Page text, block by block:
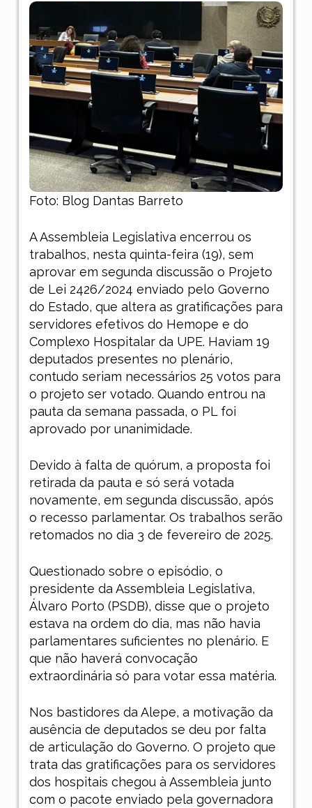
Foto: Blog Dantas Barreto
A Assembleia Legislativa encerrou os
trabalhos, nesta quinta-feira (19), sem
aprovar em segunda discussão o Projeto
de Lei 2426/2024 enviado pelo Governo
do Estado, que altera as gratificações para
servidores efetivos do Hemope e do
Complexo Hospitalar da UPE. Haviam 19
deputados presentes no plenário,
contudo seriam necessários 25 votos para
o projeto ser votado. Quando entrou na
pauta da semana passada, o PL foi
aprovado por unanimidade.
Devido à falta de quórum, a proposta foi
retirada da pauta e só será votada
novamente, em segunda discussão, após
o recesso parlamentar. Os trabalhos serão
retomados no dia 3 de fevereiro de 2025.
Questionado sobre o episódio, o
presidente da Assembleia Legislativa,
Álvaro Porto (PSDB), disse que o projeto
estava na ordem do dia, mas não havia
parlamentares suficientes no plenário. E
que não haverá convocação
extraordinária só para votar essa matéria.
Nos bastidores da Alepe, a motivação da
ausência de deputados se deu por falta
de articulação do Governo. O projeto que
trata das gratificações para os servidores
dos hospitais chegou à Assembleia junto
com o pacote enviado pela governadora